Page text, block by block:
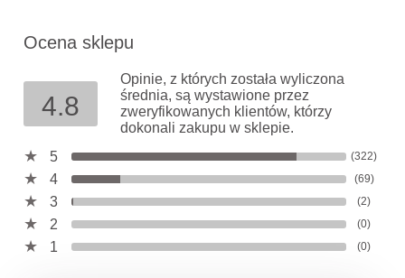
Ocena sklepu
4.8
Opinie, z których została wyliczona
średnia, są wystawione przez
zweryfikowanych klientów, którzy
dokonali zakupu w sklepie.
5
(322)
4 (69)
3 (2)
2 (0)
1 (0)